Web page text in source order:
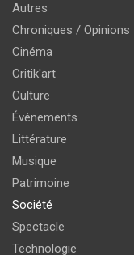
Autres
Chroniques / Opinions
Cinéma
Critik'art
Culture
Événements
Littérature
Musique
Patrimoine
Société
Spectacle
Technologie